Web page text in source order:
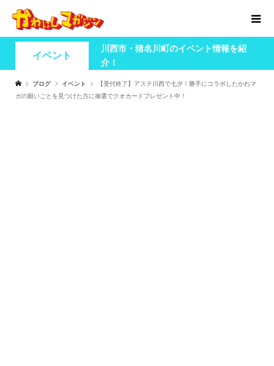
イベント
川西市・猪名川町のイベント情報を紹
介！
ブログ イベント
【受付終了】アステ川西で七夕！勝手にコラボしたかわマ
ガの願いごとを見つけた方に抽選でクオカードプレゼント中！